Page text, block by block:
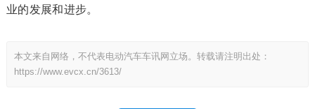
业的发展和进步。
本文来自网络，不代表电动汽车车讯网立场。转载请注明出处：
https://www.evcx.cn/3613/